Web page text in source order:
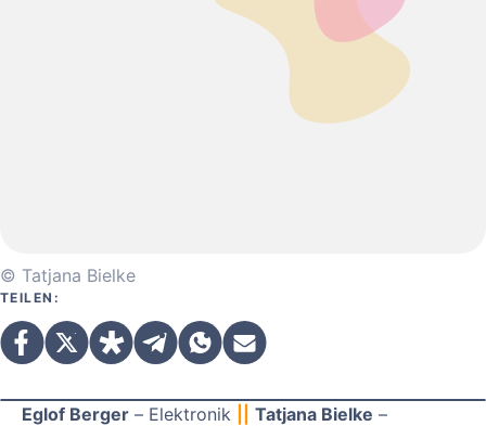
© Tatjana Bielke
TEILEN:
Eglof Berger – Elektronik Tatjana Bielke –